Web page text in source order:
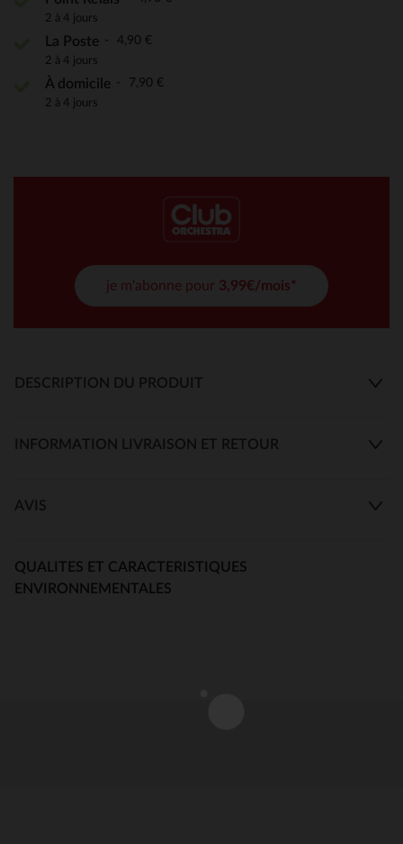
2 à 4 jours
La Poste 4,90 €
2 à 4 jours
À domicile 7,90 €
2 à 4 jours
je m'abonne pour 3,99€/mois*
DESCRIPTION DU PRODUIT
INFORMATION LIVRAISON ET RETOUR
AVIS
QUALITES ET CARACTERISTIQUES
ENVIRONNEMENTALES